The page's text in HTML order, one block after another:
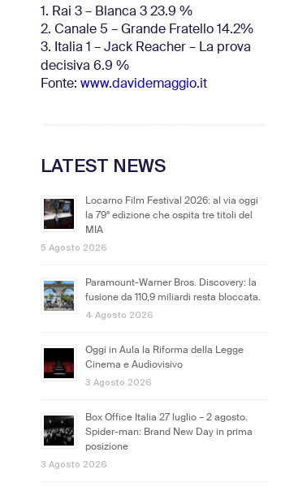
1. Rai 3 – Blanca 3 23.9 %
2. Canale 5 – Grande Fratello 14.2%
3. Italia 1 – Jack Reacher – La prova
decisiva 6.9 %
Fonte: www.davidemaggio.it
LATEST NEWS
Locarno Film Festival 2026: al via oggi
la 79ª edizione che ospita tre titoli del
MIA
5 Agosto 2026
Paramount-Warner Bros. Discovery: la
fusione da 110,9 miliardi resta bloccata.
4 Agosto 2026
Oggi in Aula la Riforma della Legge
Cinema e Audiovisivo
3 Agosto 2026
Box Office Italia 27 luglio – 2 agosto.
Spider-man: Brand New Day in prima
posizione
3 Agosto 2026